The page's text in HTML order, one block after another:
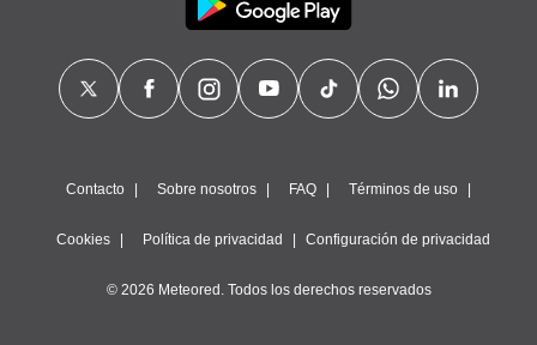
Contacto Sobre nosotros FAQ Términos de uso
Cookies Política de privacidad Configuración de privacidad
© 2026 Meteored. Todos los derechos reservados